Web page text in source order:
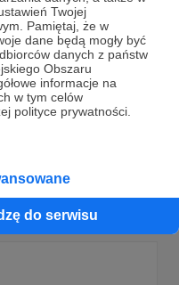
Twojej
Pamiętaj, że w
dane będą mogły być
danych z państw
Obszaru
informacje na
w tym celów
polityce prywatności.
do serwisu
Radio 357już teraz!